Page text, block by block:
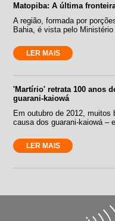
Matopiba: A última
A região, formada por
Bahia, é vista pelo
LER MAIS
'Martírio' retrata 100 anos
guarani-kaiowá
Em outubro de 2012, muitos
causa dos guarani-kaiowá –
LER MAIS